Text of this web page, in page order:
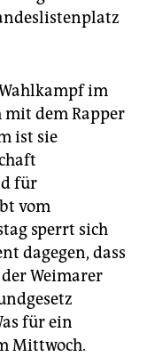
im
mit dem Rapper
ist sie
für
vom
sperrt sich
dagegen, dass
Weimarer
für ein
Mittwoch.